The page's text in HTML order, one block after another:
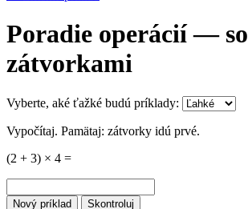
Poradie operácií — so
zátvorkami
Vyberte, aké ťažké budú príklady:
Vypočítaj. Pamätaj: zátvorky idú prvé.
(2 + 3) × 4 =
Nový príklad Skontroluj